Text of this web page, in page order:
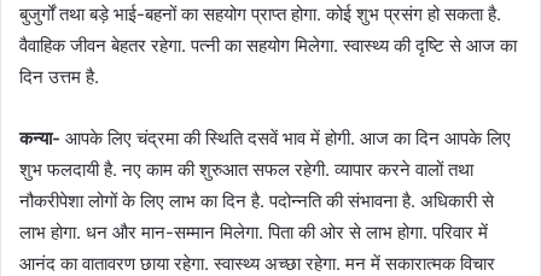
बुजुर्गों तथा बड़े भाई-बहनों का सहयोग प्राप्त होगा. कोई शुभ प्रसंग हो सकता है.
वैवाहिक जीवन बेहतर रहेगा. पत्नी का सहयोग मिलेगा. स्वास्थ्य की दृष्टि से आज का
दिन उत्तम है.
कन्या- आपके लिए चंद्रमा की स्थिति दसवें भाव में होगी. आज का दिन आपके लिए
शुभ फलदायी है. नए काम की शुरुआत सफल रहेगी. व्यापार करने वालों तथा
नौकरीपेशा लोगों के लिए लाभ का दिन है. पदोन्नति की संभावना है. अधिकारी से
लाभ होगा. धन और मान-सम्मान मिलेगा. पिता की ओर से लाभ होगा. परिवार में
आनंद का वातावरण छाया रहेगा. स्वास्थ्य अच्छा रहेगा. मन में सकारात्मक विचार